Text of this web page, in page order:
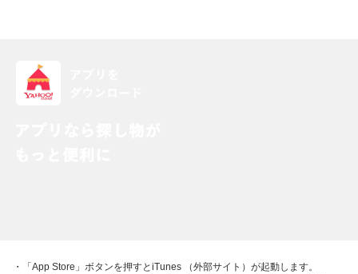
・「App Store」ボタンを押すとiTunes （外部サイト）が起動します。